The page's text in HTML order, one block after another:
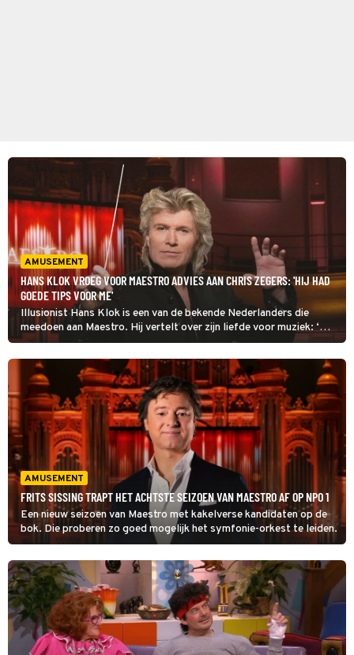
AMUSEMENT
HANS KLOK VROEG VOOR MAESTRO ADVIES AAN CHRIS ZEGERS: 'HIJ HAD
GOEDE TIPS VOOR ME'
Illusionist Hans Klok is een van de bekende Nederlanders die
meedoen aan Maestro. Hij vertelt over zijn liefde voor muziek: ‘Mijn
moeder zong vroeger altijd voor ons.’
AMUSEMENT
FRITS SISSING TRAPT HET ACHTSTE SEIZOEN VAN MAESTRO AF OP NPO 1
Een nieuw seizoen van Maestro met kakelverse kandidaten op de
bok. Die proberen zo goed mogelijk het symfonie-orkest te leiden.